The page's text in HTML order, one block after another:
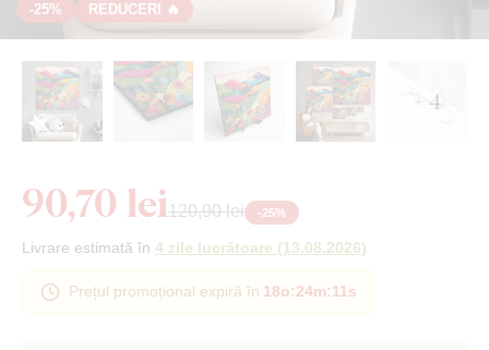
-25% REDUCERI 🔥
+ 4
90,70 lei120,90 lei -25%
Livrare estimată în 4 zile lucrătoare (13.08.2026)
Prețul promoțional expiră în 18o:24m:10s